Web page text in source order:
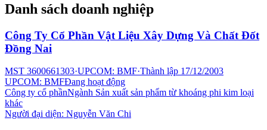
Danh sách doanh nghiệp
Công Ty Cổ Phần Vật Liệu Xây Dựng Và Chất Đốt
Đồng Nai
MST 3600661303·UPCOM: BMF·Thành lập 17/12/2003
UPCOM: BMFĐang hoạt động
Công ty cổ phầnNgành Sản xuất sản phẩm từ khoáng phi kim loại
khác
Người đại diện: Nguyễn Văn Chi